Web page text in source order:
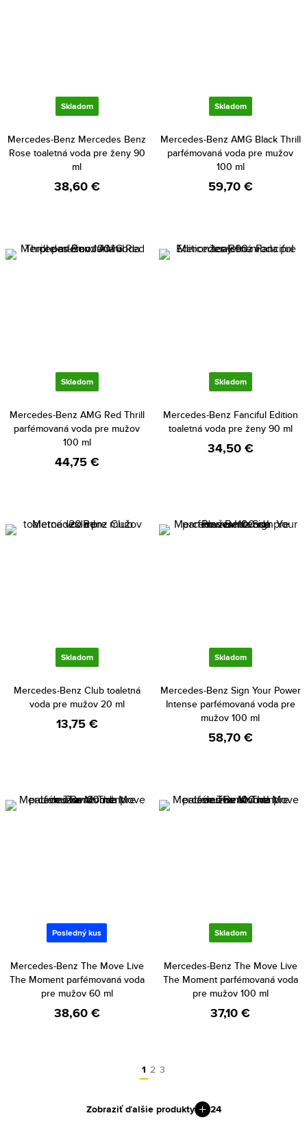
Skladom
Mercedes-Benz Mercedes Benz
Rose toaletná voda pre ženy 90
ml
38,60 €
Skladom
Mercedes-Benz AMG Black Thrill
parfémovaná voda pre mužov
100 ml
59,70 €
Skladom
Mercedes-Benz AMG Red Thrill
parfémovaná voda pre mužov
100 ml
44,75 €
Skladom
Mercedes-Benz Fanciful Edition
toaletná voda pre ženy 90 ml
34,50 €
Skladom
Mercedes-Benz Club toaletná
voda pre mužov 20 ml
13,75 €
Skladom
Mercedes-Benz Sign Your Power
Intense parfémovaná voda pre
mužov 100 ml
58,70 €
Posledný kus
Mercedes-Benz The Move Live
The Moment parfémovaná voda
pre mužov 60 ml
38,60 €
Skladom
Mercedes-Benz The Move Live
The Moment parfémovaná voda
pre mužov 100 ml
37,10 €
1 2 3
Zobraziť ďalšie produkty 24